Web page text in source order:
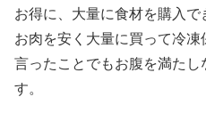
お得に、大量に食材を購入
お肉を安く大量に買って冷
言ったことでもお腹を満た
す。